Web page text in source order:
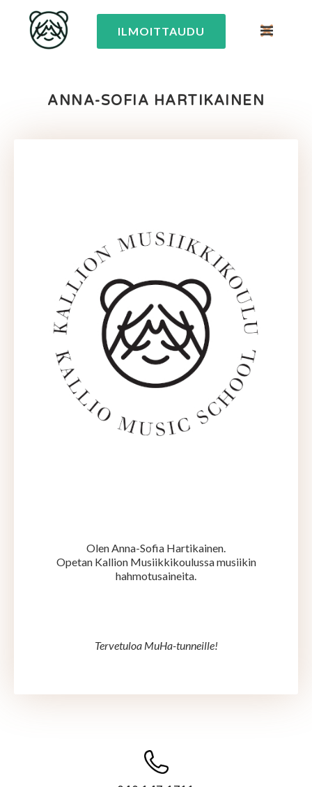
ILMOITTAUDU
ANNA-SOFIA HARTIKAINEN
Olen Anna-Sofia Hartikainen.
Opetan Kallion Musiikkikoulussa musiikin
hahmotusaineita.
Tervetuloa MuHa-tunneille!